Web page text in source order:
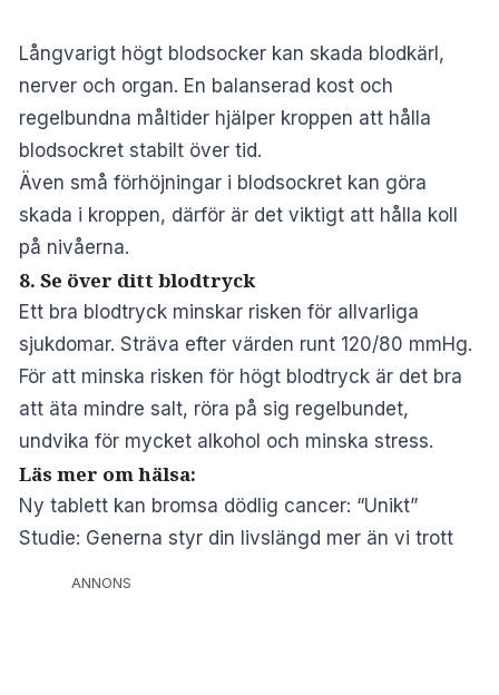
Långvarigt högt blodsocker kan skada blodkärl,
nerver och organ. En balanserad kost och
regelbundna måltider hjälper kroppen att hålla
blodsockret stabilt över tid.
Även små förhöjningar i blodsockret kan göra
skada i kroppen, därför är det viktigt att hålla koll
på nivåerna.
8. Se över ditt blodtryck
Ett bra blodtryck minskar risken för allvarliga
sjukdomar. Sträva efter värden runt 120/80 mmHg.
För att minska risken för högt blodtryck är det bra
att äta mindre salt, röra på sig regelbundet,
undvika för mycket alkohol och minska stress.
Läs mer om hälsa:
Ny tablett kan bromsa dödlig cancer: “Unikt”
Studie: Generna styr din livslängd mer än vi trott
ANNONS